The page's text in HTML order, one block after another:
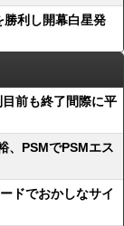
勝利し開幕白星発
前も終了間際に平
PSMでPSMエス
ドでおかしなサイ